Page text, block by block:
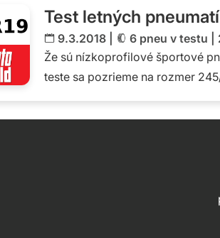
Test letných
9.3.2018 | 6 pneu v testu
Že sú nízkoprofilové športové
teste sa pozrieme na rozmer